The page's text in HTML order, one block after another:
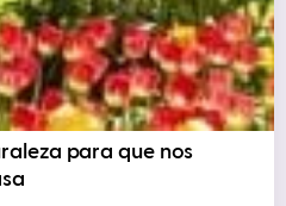
para que nos